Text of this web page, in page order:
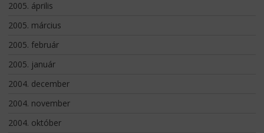
2005. április
2005. március
2005. február
2005. január
2004. december
2004. november
2004. október